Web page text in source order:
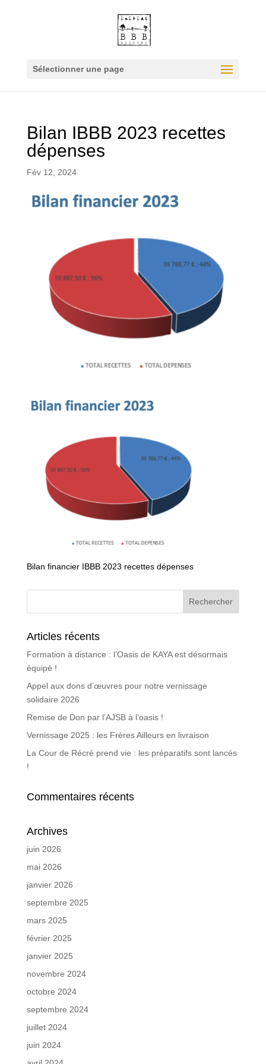
Sélectionner une page
Bilan IBBB 2023 recettes
dépenses
Fév 12, 2024
Bilan financier IBBB 2023 recettes dépenses
Articles récents
Formation à distance : l’Oasis de KAYA est désormais
équipé !
Appel aux dons d’œuvres pour notre vernissage
solidaire 2026
Remise de Don par l’AJSB à l’oasis !
Vernissage 2025 : les Frères Ailleurs en livraison
La Cour de Récré prend vie : les préparatifs sont lancés
!
Commentaires récents
Archives
juin 2026
mai 2026
janvier 2026
septembre 2025
mars 2025
février 2025
janvier 2025
novembre 2024
octobre 2024
septembre 2024
juillet 2024
juin 2024